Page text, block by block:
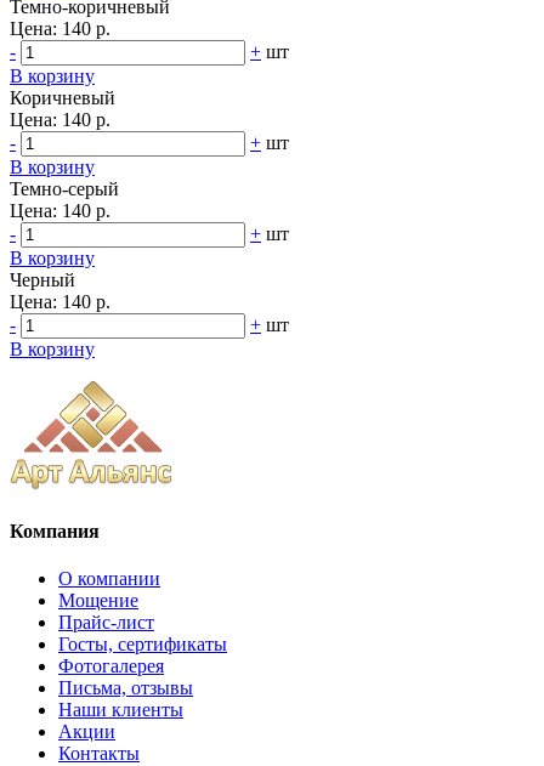
Темно-коричневый
Цена: 140 р.
-
+ шт
В корзину
Коричневый
Цена: 140 р.
-
+ шт
В корзину
Темно-серый
Цена: 140 р.
-
+ шт
В корзину
Черный
Цена: 140 р.
-
+ шт
В корзину
Компания
О компании
Мощение
Прайс-лист
Госты, сертификаты
Фотогалерея
Письма, отзывы
Наши клиенты
Акции
Контакты